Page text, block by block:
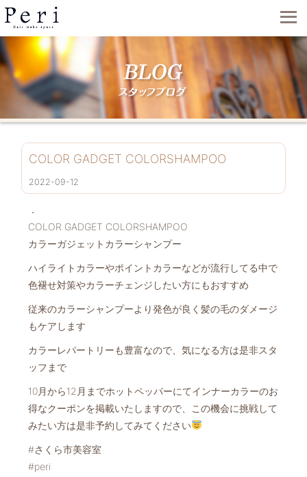
COLOR GADGET COLORSHAMPOO
2022-09-12
．
COLOR GADGET COLORSHAMPOO
カラーガジェットカラーシャンプー
ハイライトカラーやポイントカラーなどが流行してる中で
色褪せ対策やカラーチェンジしたい方にもおすすめ
従来のカラーシャンプーより発色が良く髪の毛のダメージ
もケアします
カラーレパートリーも豊富なので、気になる方は是非スタ
ッフまで
10月から12月までホットペッパーにてインナーカラーのお
得なクーポンを掲載いたしますので、この機会に挑戦して
みたい方は是非予約してみてください
#さくら市美容室
#peri